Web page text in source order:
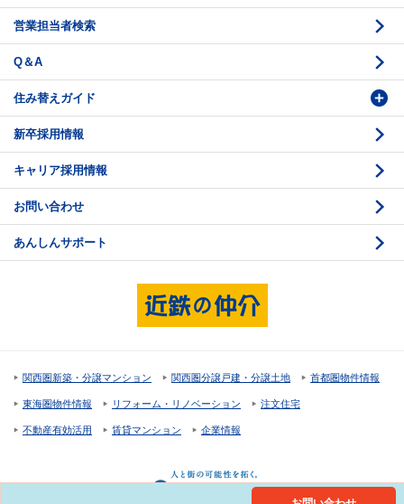
不動産投資のQ＆A
法人営業センター紹介
お問い合わせ・ご相談
鑑定センター紹介
営業担当者検索
Q＆A
住み替えガイド
価格査定
媒介契約
売却活動
売却諸費用
住宅ローンの種類
返済計画
購入のスケジュール
物件資料の読み方 1
物件資料の読み方 2
現地見学のポイント
決済と引渡し 2
新卒採用情報
キャリア採用情報
お問い合わせ
あんしんサポート
関西圏新築・分譲マンション 関西圏分譲戸建・分譲土地 首都圏物件情報
東海圏物件情報 リフォーム・リノベーション 注文住宅
不動産有効活用 賃貸マンション 企業情報